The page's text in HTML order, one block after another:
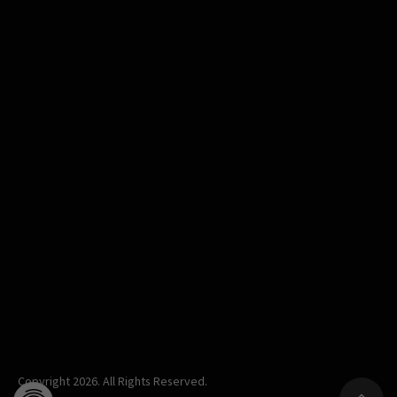
Copyright 2026. All Rights Reserved.